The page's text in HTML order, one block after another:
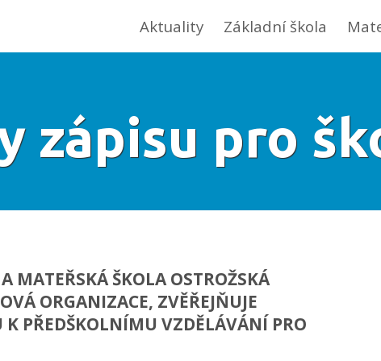
Aktuality Základní škola
zápisu pro
MATEŘSKÁ ŠKOLA OSTROŽSKÁ
ORGANIZACE, ZVĚŘEJŇUJE
K PŘEDŠKOLNÍMU VZDĚLÁVÁNÍ PRO